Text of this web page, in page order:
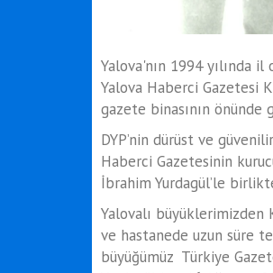
Yalova'nın 1994 yılında
Yalova Haberci Gazetesi
gazete binasının önünde
DYP’nin dürüst ve
Haberci Gazetesinin
İbrahim Yurdagül’le
Yalovalı büyüklerimizden
ve hastanede uzun süre
büyüğümüz Türkiye